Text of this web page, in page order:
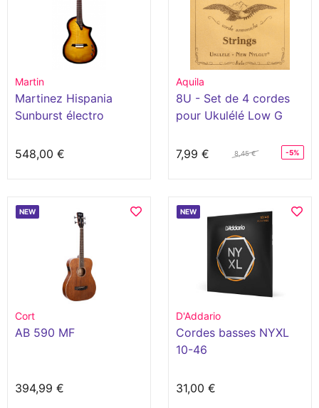
Martin
Martinez Hispania
Sunburst électro
548,00 €
Aquila
8U - Set de 4 cordes
pour Ukulélé Low G
7,99 € 8,45 € -5%
NEW
Cort
AB 590 MF
394,99 €
NEW
D'Addario
Cordes basses NYXL
10-46
31,00 €